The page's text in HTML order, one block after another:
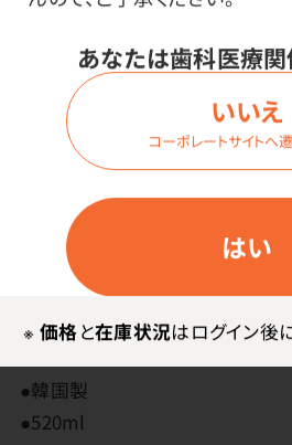
あなたは歯科医療関
はい
いいえ
コーポレートサイトへ
※ 価格と在庫状況はログイン後
アリング寿命を大幅に延ばします
海外大手メーカーにも採用され
品質スプレーです。
その他
●韓国製
●520ml